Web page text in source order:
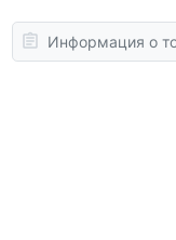
Информация о